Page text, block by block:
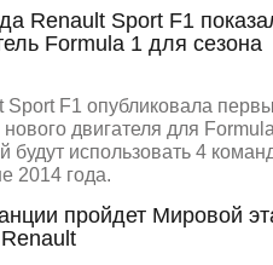
Renault Sport F1
Formula 1 для сезона
Sport F1 опубликовала
двигателя для
будут использовать 4
2014 года.
пройдет Мировой